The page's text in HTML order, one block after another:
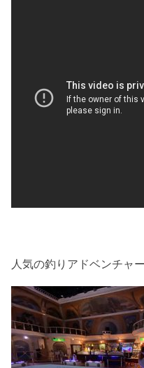
人気の釣りアドベンチャ